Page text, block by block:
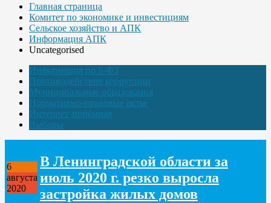
Главная страница
Комитет по экономике и инвестициям
Сельское хозяйство и АПК
Информация АПК
Uncategorised
Информация по 8-ФЗ
Противодействие коррупции
Муниципальные образования
Нормативно-правовые акты
Интернет-приёмная
Выборы
6
августа
2020
В Ленинградской области за
июль 2020 г. резко выросла
застройка жилых домов